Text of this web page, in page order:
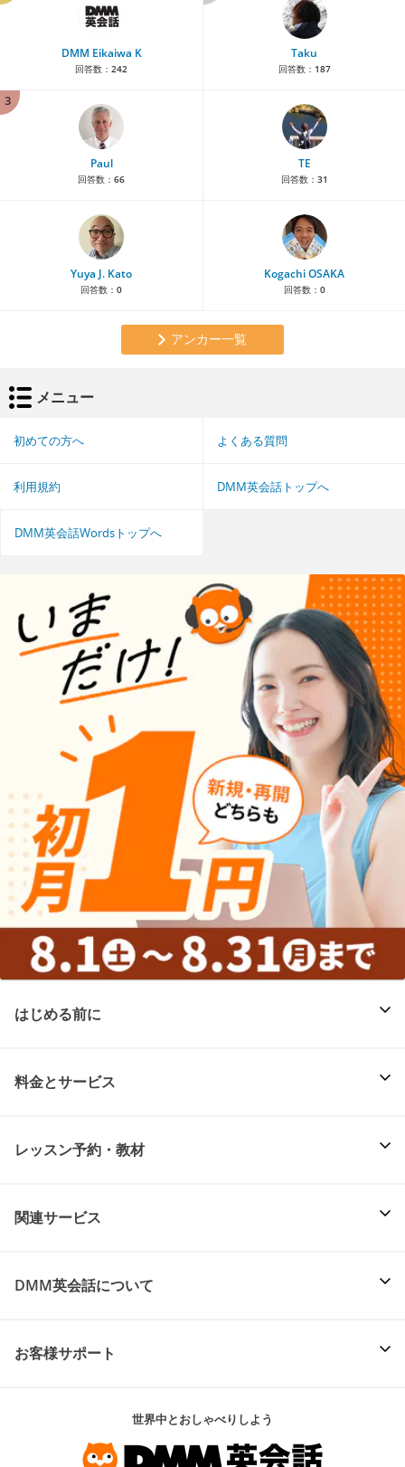
DMM Eikaiwa K
回答数： 242
Taku
回答数： 187
3
Paul
回答数： 66
TE
回答数： 31
Yuya J. Kato
回答数： 0
Kogachi OSAKA
回答数： 0
アンカー一覧
メニュー
初めての方へ よくある質問
利用規約 DMM英会話トップへ
DMM英会話Wordsトップへ
はじめる前に
料金とサービス
レッスン予約・教材
関連サービス
DMM英会話について
お客様サポート
世界中とおしゃべりしよう